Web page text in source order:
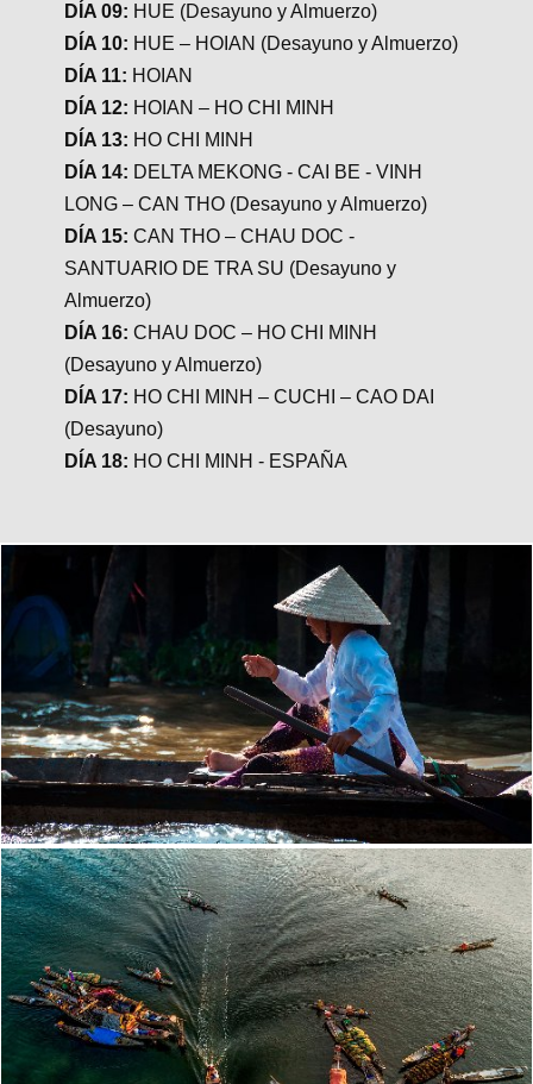
DÍA 09: HUE (Desayuno y Almuerzo)
DÍA 10: HUE – HOIAN (Desayuno y Almuerzo)
DÍA 11: HOIAN
DÍA 12: HOIAN – HO CHI MINH
DÍA 13: HO CHI MINH
DÍA 14: DELTA MEKONG - CAI BE - VINH
LONG – CAN THO (Desayuno y Almuerzo)
DÍA 15: CAN THO – CHAU DOC -
SANTUARIO DE TRA SU (Desayuno y
Almuerzo)
DÍA 16: CHAU DOC – HO CHI MINH
(Desayuno y Almuerzo)
DÍA 17: HO CHI MINH – CUCHI – CAO DAI
(Desayuno)
DÍA 18: HO CHI MINH - ESPAÑA